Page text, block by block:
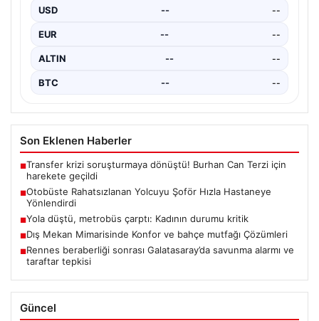
Yaralı", "content": "Samsun'un Çarşamba ilçesinde…
USD -- --
EUR -- --
ALTIN -- --
BTC -- --
Son Eklenen Haberler
■Transfer krizi soruşturmaya dönüştü! Burhan Can Terzi için
harekete geçildi
■Otobüste Rahatsızlanan Yolcuyu Şoför Hızla Hastaneye
Yönlendirdi
■Yola düştü, metrobüs çarptı: Kadının durumu kritik
■Dış Mekan Mimarisinde Konfor ve bahçe mutfağı Çözümleri
■Rennes beraberliği sonrası Galatasaray’da savunma alarmı ve
taraftar tepkisi
Güncel